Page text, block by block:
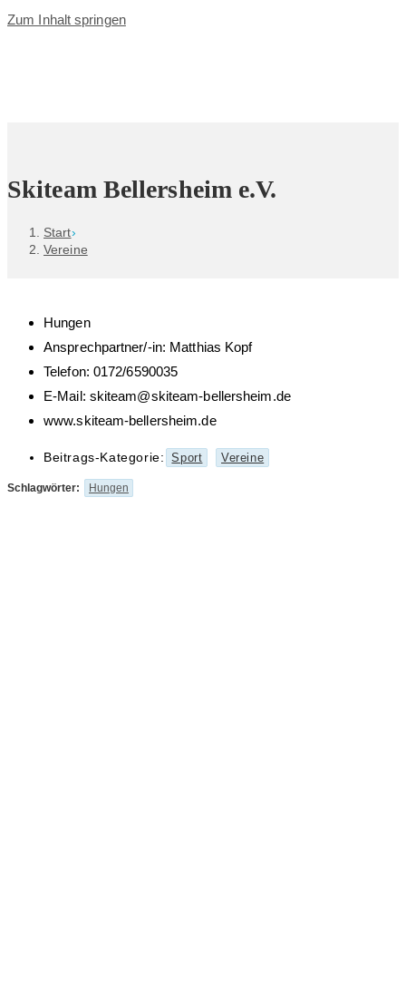
Zum Inhalt springen
Skiteam Bellersheim e.V.
Start›
Vereine
Hungen
Ansprechpartner/-in: Matthias Kopf
Telefon: 0172/6590035
E-Mail: skiteam@skiteam-bellersheim.de
www.skiteam-bellersheim.de
Beitrags-Kategorie: Sport Vereine
Schlagwörter: Hungen